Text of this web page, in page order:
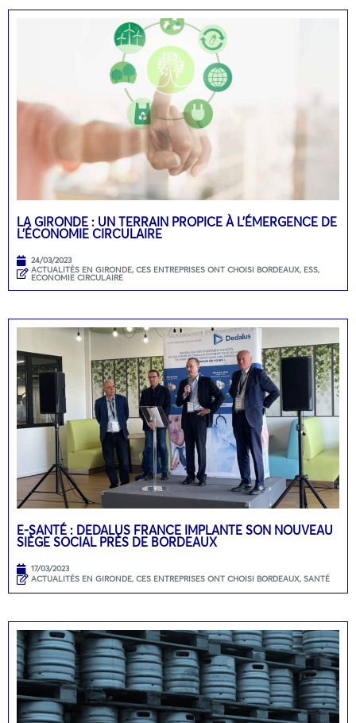
LA GIRONDE : UN TERRAIN PROPICE À L’ÉMERGENCE DE
L’ÉCONOMIE CIRCULAIRE
24/03/2023
ACTUALITÉS EN GIRONDE, CES ENTREPRISES ONT CHOISI BORDEAUX, ESS,
ECONOMIE CIRCULAIRE
E-SANTÉ : DEDALUS FRANCE IMPLANTE SON NOUVEAU
SIÈGE SOCIAL PRÈS DE BORDEAUX
17/03/2023
ACTUALITÉS EN GIRONDE, CES ENTREPRISES ONT CHOISI BORDEAUX, SANTÉ